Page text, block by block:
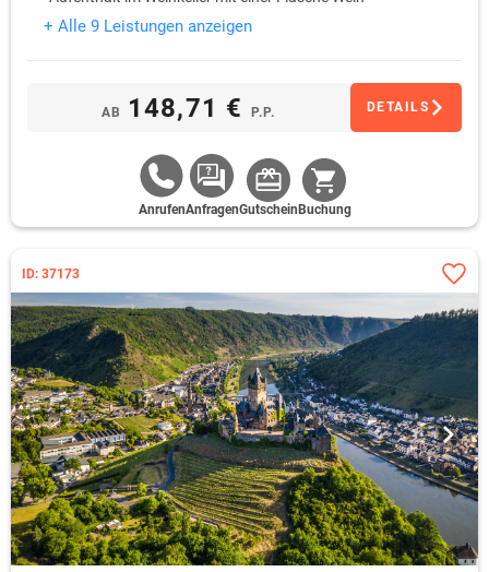
+ Alle 9 Leistungen anzeigen
AB 148,71 € P.P. DETAILS
AnrufenAnfragenGutschein Buchung
ID: 37173